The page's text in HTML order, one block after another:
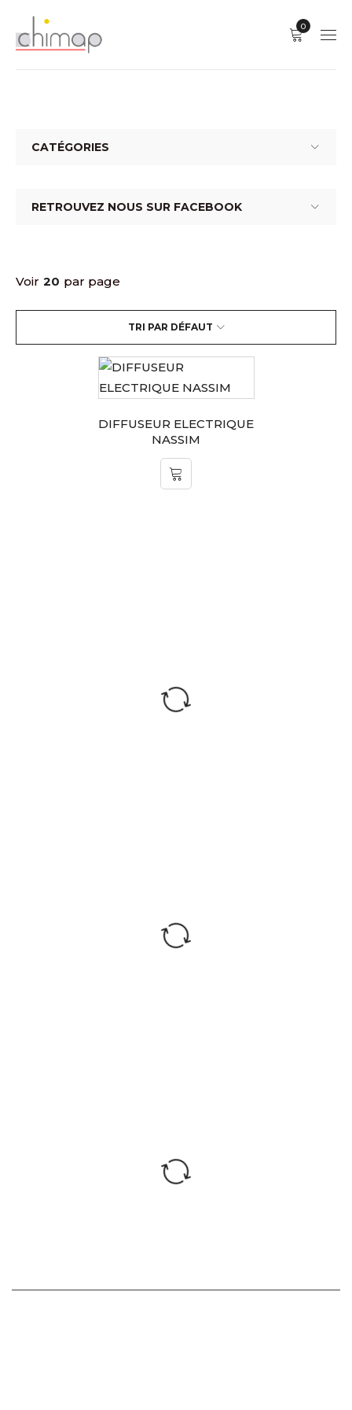
0
CATÉGORIES
RETROUVEZ NOUS SUR FACEBOOK
TRI PAR DÉFAUT
Voir 20 par page
DIFFUSEUR ELECTRIQUE
NASSIM